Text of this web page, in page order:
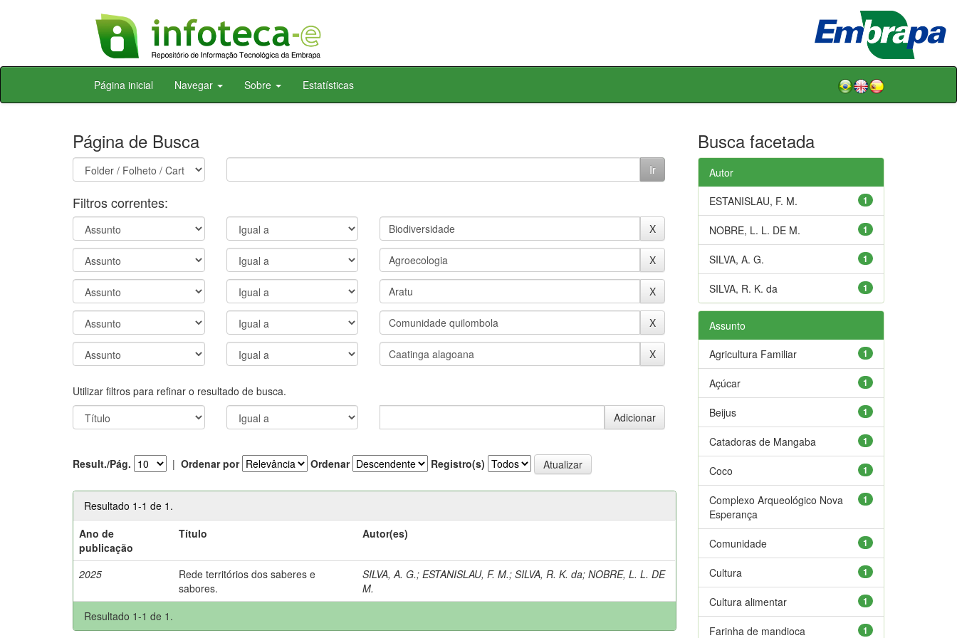
Skip
Página inicial Navegar Sobre Estatísticas
Página de Busca
Filtros correntes:
Utilizar filtros para refinar o resultado de busca.
Result./Pág. | Ordenar por Ordenar Registro(s)
Resultado 1-1 de 1.
Ano de
publicação
Título Autor(es)
2025
Rede territórios dos saberes e
sabores.
SILVA, A. G.;ESTANISLAU, F. M.;SILVA, R. K. da;NOBRE, L. L. DE
M.
Resultado 1-1 de 1.
Busca facetada
Autor
1
ESTANISLAU, F. M.
1
NOBRE, L. L. DE M.
1
SILVA, A. G.
1
SILVA, R. K. da
Assunto
1
Agricultura Familiar
1
Açúcar
1
Beijus
1
Catadoras de Mangaba
1
Coco
1
Complexo Arqueológico Nova
Esperança
1
Comunidade
1
Cultura
1
Cultura alimentar
1
Farinha de mandioca